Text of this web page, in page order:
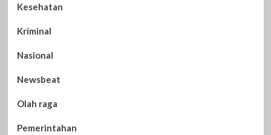
Kesehatan
Kriminal
Nasional
Newsbeat
Olah raga
Pemerintahan